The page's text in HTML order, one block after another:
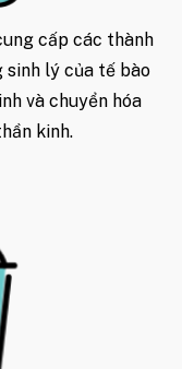
cấp các thành
sinh lý của tế bào
và chuyển hóa
kinh.